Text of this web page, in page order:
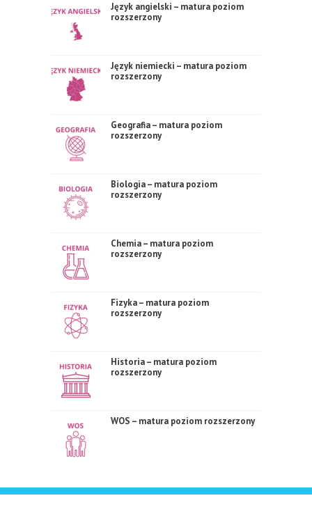
Język angielski – matura poziom
rozszerzony
Język niemiecki – matura poziom
rozszerzony
Geografia – matura poziom
rozszerzony
Biologia – matura poziom
rozszerzony
Chemia – matura poziom
rozszerzony
Fizyka – matura poziom
rozszerzony
Historia – matura poziom
rozszerzony
WOS – matura poziom rozszerzony